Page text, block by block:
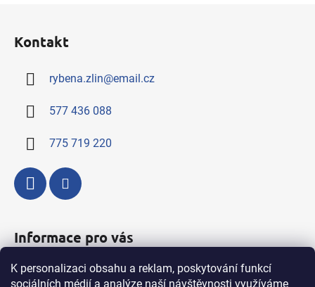
K personalizaci obsahu a reklam, poskytování funkcí
sociálních médií a analýze naší návštěvnosti využíváme
Kontakt
rybena.zlin@email.cz
577 436 088
775 719 220
Informace pro vás
Kompletní nabídka výrobků a služeb